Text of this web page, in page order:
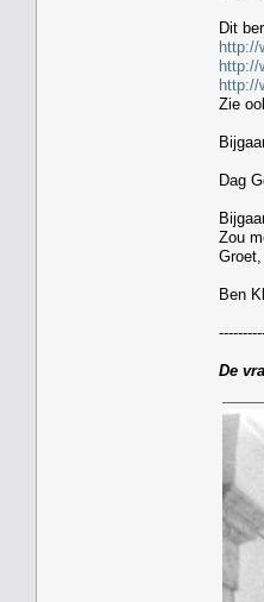
Dit
http://
http://
http://
Zie
Dag
Zou
Groet,
Ben
De